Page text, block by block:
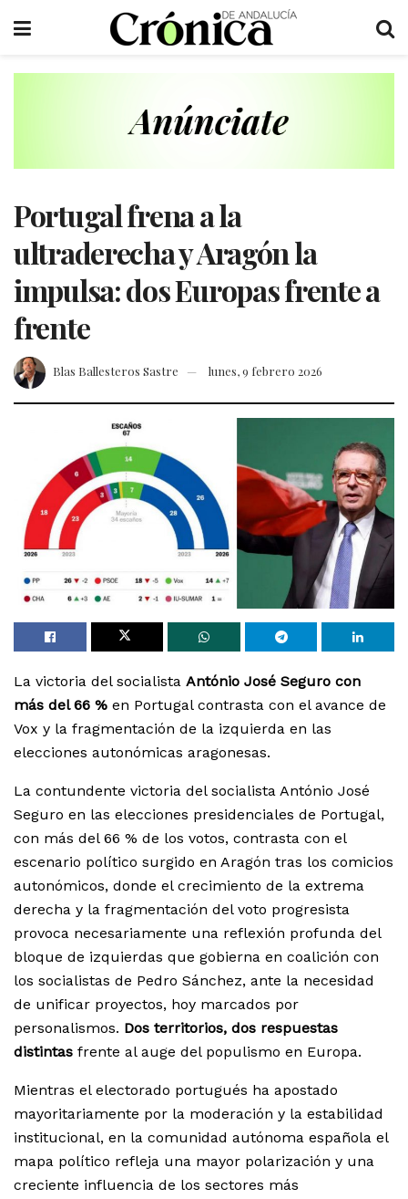
Portugal frena a la
ultraderecha y Aragón la
impulsa: dos Europas frente a
frente
Blas Ballesteros Sastre lunes, 9 febrero 2026
La victoria del socialista António José Seguro con
más del 66 % en Portugal contrasta con el avance de
Vox y la fragmentación de la izquierda en las
elecciones autonómicas aragonesas.
La contundente victoria del socialista António José
Seguro en las elecciones presidenciales de Portugal,
con más del 66 % de los votos, contrasta con el
escenario político surgido en Aragón tras los comicios
autonómicos, donde el crecimiento de la extrema
derecha y la fragmentación del voto progresista
provoca necesariamente una reflexión profunda del
bloque de izquierdas que gobierna en coalición con
los socialistas de Pedro Sánchez, ante la necesidad
de unificar proyectos, hoy marcados por
personalismos. Dos territorios, dos respuestas
distintas frente al auge del populismo en Europa.
Mientras el electorado portugués ha apostado
mayoritariamente por la moderación y la estabilidad
institucional, en la comunidad autónoma española el
mapa político refleja una mayor polarización y una
creciente influencia de los sectores más